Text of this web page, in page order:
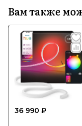
Вам также
36 990 ₽